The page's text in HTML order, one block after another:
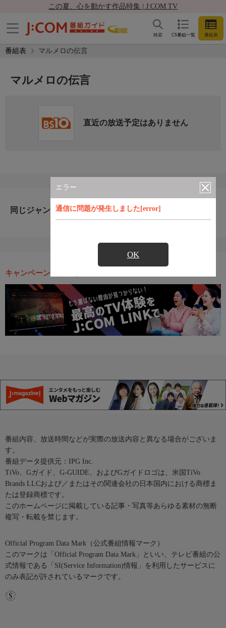
この夏、心を動かす作品特集 | J:COM TV
CS番組一覧 番組表
検索
番組表 マルメロの伝言
エラー
通信に問題が発生しました[error]
OK
マルメロの伝言
直近の放送予定はありません
同じジャンルのおすすめ番組
キャンペーン・お得な情報
番組内容、放送時間などが実際の放送内容と異なる場合がございま
す。
番組データ提供元：IPG Inc.
TiVo、Gガイド、G-GUIDE、およびGガイドロゴは、米国TiVo
Brands LLCおよび／またはその関連会社の日本国内における商標ま
たは登録商標です。
このホームページに掲載している記事・写真等あらゆる素材の無断
複写・転載を禁じます。
Official Program Data Mark（公式番組情報マーク）
このマークは「Official Program Data Mark」といい、テレビ番組の公
式情報である「SI(Service Information)情報」を利用したサービスに
のみ表記が許されているマークです。